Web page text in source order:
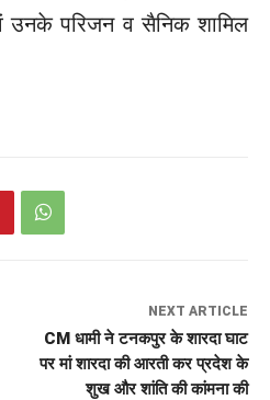
उनके परिजन व सैनिक शामिल
NEXT ARTICLE
CM धामी ने टनकपुर के शारदा घाट
पर मां शारदा की आरती कर प्रदेश के
शुख और शांति की कांमना की